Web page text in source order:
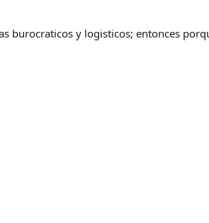
burocraticos y logisticos; entonces